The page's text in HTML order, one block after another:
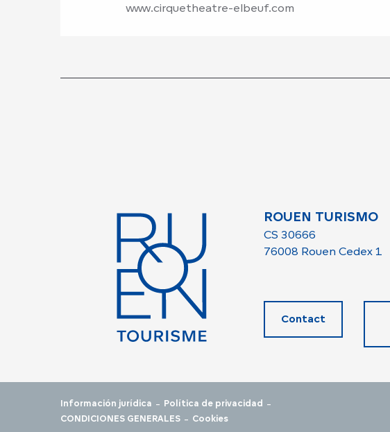
www.cirquetheatre-elbeuf.com
ROUEN TURISMO
CS 30666
76008 Rouen Cedex 1
Contact
Información jurídica - Política de privacidad -
CONDICIONES GENERALES - Cookies